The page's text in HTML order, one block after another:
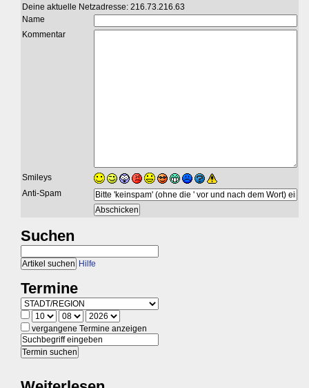
Deine aktuelle Netzadresse: 216.73.216.63
Name
Kommentar
Smileys
Anti-Spam
Suchen
Hilfe
Termine
vergangene Termine anzeigen